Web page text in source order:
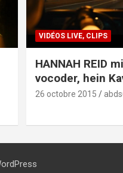
VIDÉOS LIVE, CLIPS
HANNAH REID
vocoder, hein
26 octobre 2015